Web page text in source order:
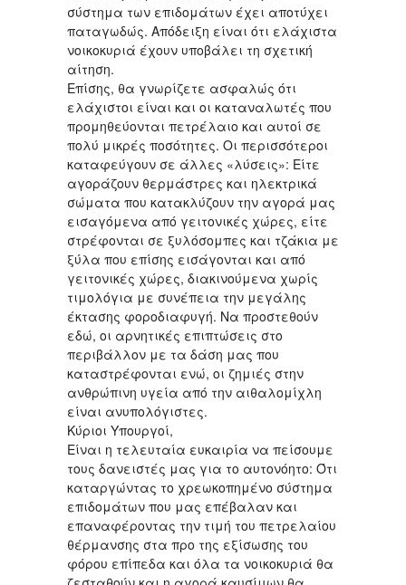
σύστημα των επιδομάτων έχει αποτύχει
παταγωδώς. Απόδειξη είναι ότι ελάχιστα
νοικοκυριά έχουν υποβάλει τη σχετική
αίτηση.
Επίσης, θα γνωρίζετε ασφαλώς ότι
ελάχιστοι είναι και οι καταναλωτές που
προμηθεύονται πετρέλαιο και αυτοί σε
πολύ μικρές ποσότητες. Οι περισσότεροι
καταφεύγουν σε άλλες «λύσεις»: Είτε
αγοράζουν θερμάστρες και ηλεκτρικά
σώματα που κατακλύζουν την αγορά μας
εισαγόμενα από γειτονικές χώρες, είτε
στρέφονται σε ξυλόσομπες και τζάκια με
ξύλα που επίσης εισάγονται και από
γειτονικές χώρες, διακινούμενα χωρίς
τιμολόγια με συνέπεια την μεγάλης
έκτασης φοροδιαφυγή. Να προστεθούν
εδώ, οι αρνητικές επιπτώσεις στο
περιβάλλον με τα δάση μας που
καταστρέφονται ενώ, οι ζημιές στην
ανθρώπινη υγεία από την αιθαλομίχλη
είναι ανυπολόγιστες.
Κύριοι Υπουργοί,
Είναι η τελευταία ευκαιρία να πείσουμε
τους δανειστές μας για το αυτονόητο: Ότι
καταργώντας το χρεωκοπημένο σύστημα
επιδομάτων που μας επέβαλαν και
επαναφέροντας την τιμή του πετρελαίου
θέρμανσης στα προ της εξίσωσης του
φόρου επίπεδα και όλα τα νοικοκυριά θα